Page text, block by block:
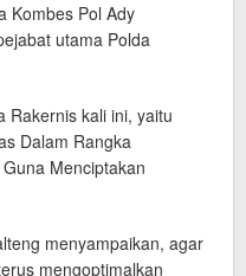
Kombes Pol Ady
utama Polda
Rakernis kali ini, yaitu
Dalam Rangka
Menciptakan
menyampaikan, agar
mengoptimalkan